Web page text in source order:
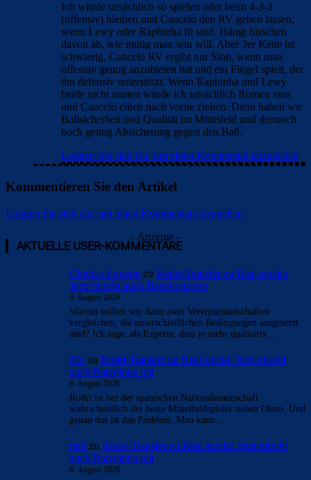
Ich würde tatsächlich so spielen oder beim 4-3-3
(offensiv) bleiben und Cancelo den RV geben lassen,
wenn Lewy oder Raphinha fit sind. Hängt bisschen
davon ab, wie mutig man sein will. Aber 3er Kette ist
schwierig, Cancelo RV ergibt nur Sinn, wenn man
offensiv genug anzubieten hat und ein Flügel spielt, der
ihn defensiv unterstützt. Wenn Raphinha und Lewy
beide nicht starten würde ich tatsächlich Romeu raus
und Cancelo einen nach vorne ziehen. Dann haben wir
Ballsicherheit und Qualität im Mittelfeld und dennoch
noch genug Absicherung gegen den Ball.
Loggen Sie sich ein, um einen Kommentar abzugeben
Kommentieren Sie den Artikel
Loggen Sie sich ein, um einen Kommentar abzugeben
- Anzeige -
AKTUELLE USER-KOMMENTARE
Clouds: Experte zu Rodri-Transfer zu Real stockt:
Jetzt mischt auch Barcelona mit
6. August 2026
Warum sollten wir dann zwei Vereinsmannschaften
vergleichen, die unterschiedlichen Bedingungen ausgesetzt
sind? Ich sage, als Experte, dass je mehr qualitativ…
Mo zu Rodri-Transfer zu Real stockt: Jetzt mischt
auch Barcelona mit
6. August 2026
Rodri ist bei der spanischen Nationalmannschaft
wahrscheinlich der beste Mittelfeldspieler neben Olmo. Und
genau das ist das Problem. Man kann…
mnl zu Rodri-Transfer zu Real stockt: Jetzt mischt
auch Barcelona mit
6. August 2026